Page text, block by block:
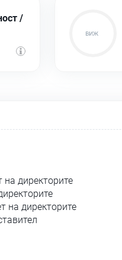
/
на директорите
на директорите